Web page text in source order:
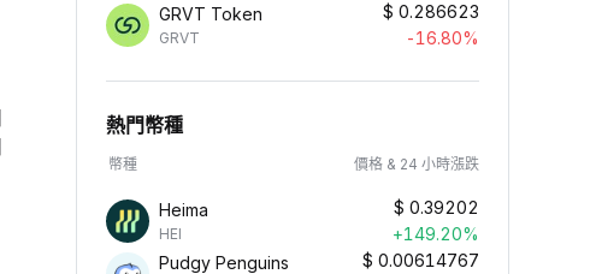
GRVT Token
GRVT
$ 0.286623
-16.80%
熱門幣種
幣種 價格 & 24 小時漲跌
Heima
HEI
$ 0.39202
+149.20%
Pudgy Penguins
$ 0.00614767